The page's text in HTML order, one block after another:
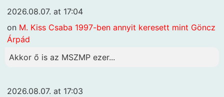
2026.08.07. at 17:04
on M. Kiss Csaba 1997-ben annyit keresett mint Göncz
Árpád
Akkor ő is az MSZMP ezer...
2026.08.07. at 17:03